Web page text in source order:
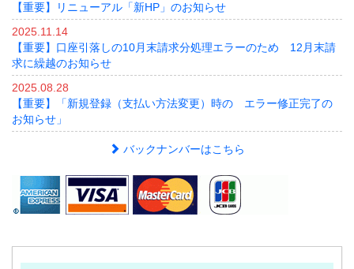
【重要】リニューアル「新HP」のお知らせ
2025.11.14
【重要】口座引落しの10月末請求分処理エラーのため 12月末請
求に繰越のお知らせ
2025.08.28
【重要】「新規登録（支払い方法変更）時の エラー修正完了の
お知らせ」
バックナンバーはこちら